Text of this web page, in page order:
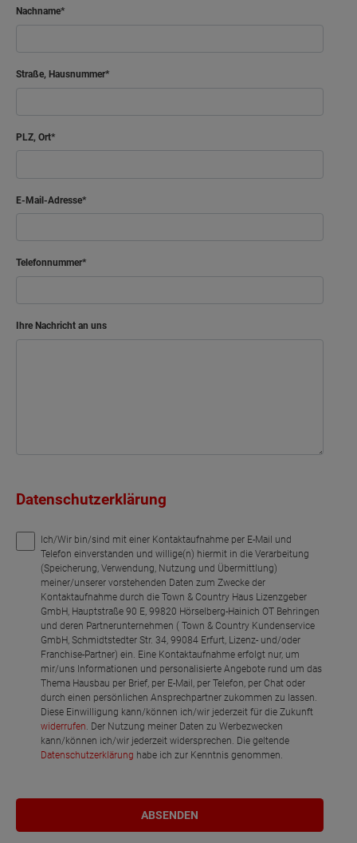
Nachname
Straße, Hausnummer
PLZ, Ort
E-Mail-Adresse
Telefonnummer
Ihre Nachricht an uns
Datenschutzerklärung
Ich/Wir bin/sind mit einer Kontaktaufnahme per E-Mail und
Telefon einverstanden und willige(n) hiermit in die Verarbeitung
(Speicherung, Verwendung, Nutzung und Übermittlung)
meiner/unserer vorstehenden Daten zum Zwecke der
Kontaktaufnahme durch die Town & Country Haus Lizenzgeber
GmbH, Hauptstraße 90 E, 99820 Hörselberg-Hainich OT Behringen
und deren Partnerunternehmen ( Town & Country Kundenservice
GmbH, Schmidtstedter Str. 34, 99084 Erfurt, Lizenz- und/oder
Franchise-Partner) ein. Eine Kontaktaufnahme erfolgt nur, um
mir/uns Informationen und personalisierte Angebote rund um das
Thema Hausbau per Brief, per E-Mail, per Telefon, per Chat oder
durch einen persönlichen Ansprechpartner zukommen zu lassen.
Diese Einwilligung kann/können ich/wir jederzeit für die Zukunft
widerrufen. Der Nutzung meiner Daten zu Werbezwecken
kann/können ich/wir jederzeit widersprechen. Die geltende
Datenschutzerklärung habe ich zur Kenntnis genommen.